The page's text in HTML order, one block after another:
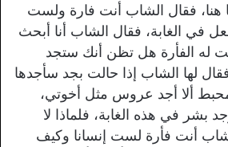
هنا، فقال الشاب أنت فارة ولست
في الغابة، فقال الشاب أنا أبحث
له الفأرة هل تظن أنك ستجد
لها الشاب إذا حالت بجد سأجدها
ألا أجد عروس مثل أخوتي،
بشر في هذه الغابة، فلماذا لا
أنت فأرة لست إنسانا وكيف